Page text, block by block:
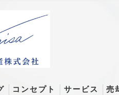
コンセプト サービス 売